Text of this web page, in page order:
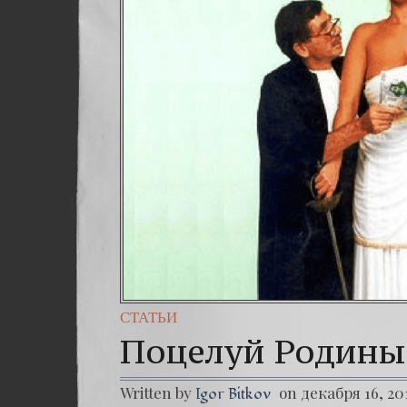
СТАТЬИ
Поцелуй
Written by Igor Bitkov on декабря 16,